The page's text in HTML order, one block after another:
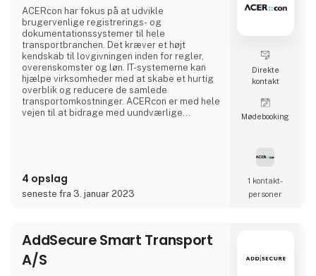
ACERcon har fokus på at udvikle
brugervenlige registrerings- og
dokumentationssystemer til hele
transportbranchen. Det kræver et højt
kendskab til lovgivningen inden for regler,
overenskomster og løn. IT-systemerne kan
hjælpe virksomheder med at skabe et hurtig
overblik og reducere de samlede
transportomkostninger. ACERcon er med hele
vejen til at bidrage med uundværlige
4 opslag
seneste fra 3. januar 2023
Direkte
kontakt
Møde­booking
1 kontakt­
personer
AddSecure Smart Transport
A/S